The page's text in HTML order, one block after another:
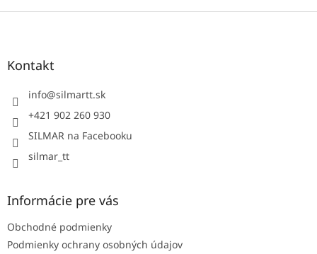
Z
Kontakt
info@silmartt.sk
+421 902 260 930
SILMAR na Facebooku
silmar_tt
Informácie pre vás
Obchodné podmienky
Podmienky ochrany osobných údajov